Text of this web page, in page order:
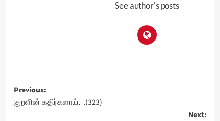
See author's posts
Post
navigation
Previous:
குறளின் கதிர்களாய்…(323)
Next: